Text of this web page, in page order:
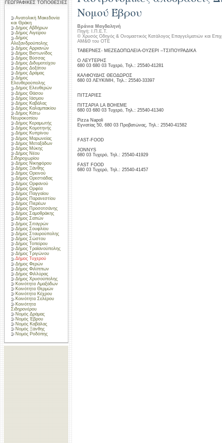
ΓΕΩΓΡΑΦΙΚΕΣ ΤΟΠΟΘΕΣΙΕΣ
Ανατολική Μακεδονία
και Θράκη
Δήμος Αβδήρων
Δήμος Αιγείρου
Δήμος
Αλεξανδρούπολης
Δήμος Αρριανών
Δήμος Βιστωνίδος
Δήμος Βύσσας
Δήμος Διδυμοτείχου
Δήμος Δοξάτου
Δήμος Δράμας
Δήμος
Ελευθερούπολης
Δήμος Ελευθερών
Δήμος Θάσου
Δήμος Ιάσμου
Δήμος Καβάλας
Δήμος Καλαμπακίου
Δήμος Κάτω
Νευροκοπίου
Δήμος Κεραμωτής
Δήμος Κομοτηνής
Δήμος Κυπρίνου
Δήμος Μαρωνείας
Δήμος Μεταξάδων
Δήμος Μύκης
Δήμος Νέου
Σιδηροχωρίου
Δήμος Νικηφόρου
Δήμος Ξάνθης
Δήμος Ορεινού
Δήμος Ορεστιάδας
Δήμος Ορφανού
Δήμος Ορφέα
Δήμος Παγγαίου
Δήμος Παρανεστίου
Δήμος Πιερέων
Δήμος Προσοτσάνης
Δήμος Σαμοθράκης
Δήμος Σαπών
Δήμος Σιταγρών
Δήμος Σουφλίου
Δήμος Σταυρούπολης
Δήμος Σώστου
Δήμος Τοπείρου
Δήμος Τραϊανούπολης
Δήμος Τριγώνου
Δήμος Τυχερού
Δήμος Φερών
Δήμος Φιλίππων
Δήμος Φιλλύρας
Δήμος Χρυσούπολης
Κοινότητα Αμαξάδων
Κοινότητα Θερμών
Κοινότητα Κέχρου
Κοινότητα Σελέρου
Κοινότητα
Σιδηρονέρου
Νομός Δράμας
Νομός Έβρου
Νομός Καβάλας
Νομός Ξάνθης
Νομός Ροδόπης
Νομού Έβρου
Βράνια Μαγδαληνή
Πηγή: Ι.Π.Ε.Τ.
© Χρυσός Οδηγός & Ονομαστικός Κατάλογος Επαγγελματιών και
ΑΜ&Θ του ΟΤΕ
ΤΑΒΕΡΝΕΣ- ΜΕΖΕΔΟΠΩΛΕΙΑ-ΟΥΖΕΡΙ –ΤΣΙΠΟΥΡΑΔΙΚΑ
Ο ΛΕΥΤΕΡΗΣ
680 03 680 03 Τυχερό, Τηλ.: 25540-41281
ΚΑΛΦΟΥΔΗΣ ΘΕΟΔΩΡΟΣ
680 03 ΛΕΥΚΙΜΗ, Τηλ.: 25540-33397
ΠΙΤΣΑΡΙΕΣ
ΠΙΤΣΑΡΙΑ LA BOHEME
680 03 680 03 Τυχερό, Τηλ.: 25540-41340
Pizza Napoli
Εγνατίας 50, 680 03 Προβατώνας, Τηλ.: 25540-41582
FAST-FOOD
JONNYS
680 03 Τυχερό, Τηλ.: 25540-41929
FAST FOOD
680 03 Τυχερό, Τηλ.: 25540-41457